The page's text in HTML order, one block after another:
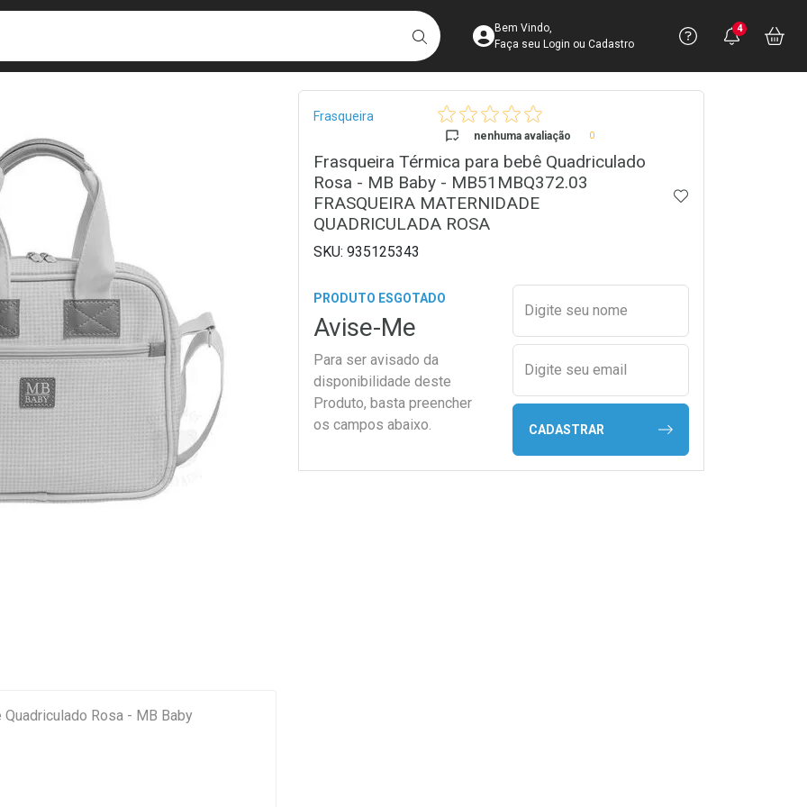
BUSCARAcesse sua Conta
Bem Vindo,
Faça seu Login ou Cadastro
Precisa
Ver Recursos
Você
4
Breadcrumb
Frasqueira
nenhuma avaliação 0
Frasqueira Térmica para bebê Quadriculado
Rosa - MB Baby - MB51MBQ372.03
FRASQUEIRA MATERNIDADE
QUADRICULADA ROSA
ADICIONAR AOS
935125343
PRODUTO ESGOTADO
Avise-Me
Para ser avisado da
disponibilidade deste
Produto, basta preencher
os campos abaixo.
Preencher nome e email
Digite seu nome
Digite seu email
CADASTRAR
Rosa - MB Baby